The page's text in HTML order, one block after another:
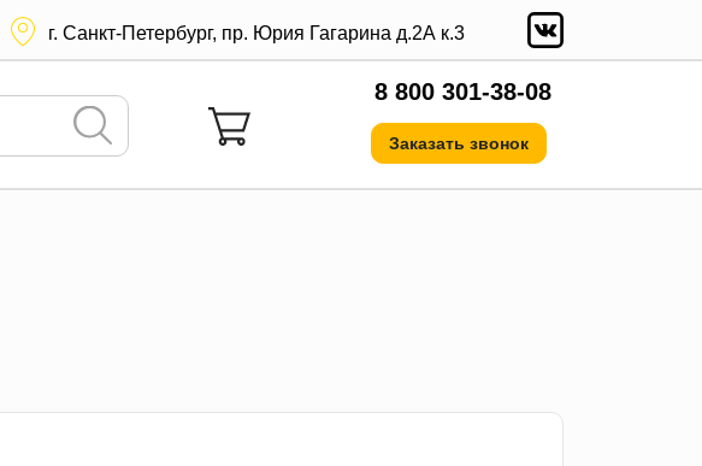
г. Санкт-Петербург, пр. Юрия Гагарина д.2А к.3
8 800 301-38-08
Заказать звонок